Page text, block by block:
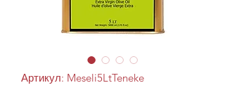
Артикул: Meseli5LtTeneke